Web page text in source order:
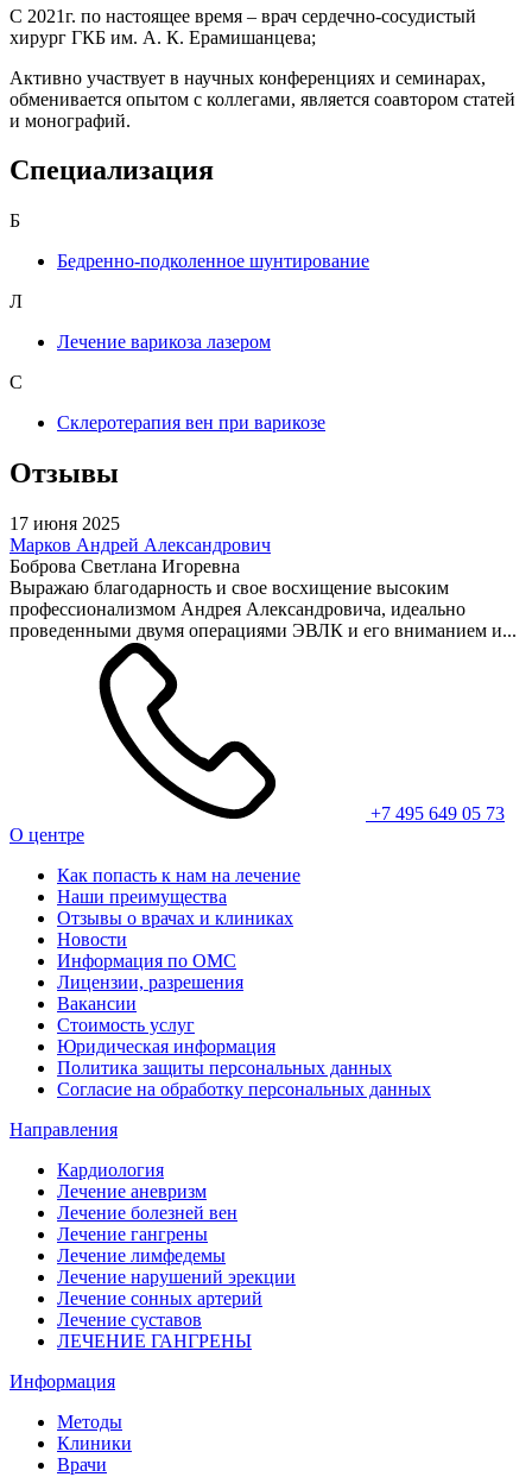
С 2021г. по настоящее время – врач сердечно-сосудистый
хирург ГКБ им. А. К. Ерамишанцева;
Активно участвует в научных конференциях и семинарах,
обменивается опытом с коллегами, является соавтором статей
и монографий.
Специализация
Б
Бедренно-подколенное шунтирование
Л
Лечение варикоза лазером
С
Склеротерапия вен при варикозе
Отзывы
17 июня 2025
Марков Андрей Александрович
Боброва Светлана Игоревна
Выражаю благодарность и свое восхищение высоким
профессионализмом Андрея Александровича, идеально
проведенными двумя операциями ЭВЛК и его вниманием и...
+7 495 649 05 73
О центре
Как попасть к нам на лечение
Наши преимущества
Отзывы о врачах и клиниках
Новости
Информация по ОМС
Лицензии, разрешения
Вакансии
Стоимость услуг
Юридическая информация
Политика защиты персональных данных
Согласие на обработку персональных данных
Направления
Кардиология
Лечение аневризм
Лечение болезней вен
Лечение гангрены
Лечение лимфедемы
Лечение нарушений эрекции
Лечение сонных артерий
Лечение суставов
ЛЕЧЕНИЕ ГАНГРЕНЫ
Информация
Методы
Клиники
Врачи